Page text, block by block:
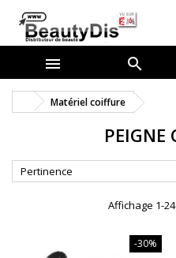
 
Matériel coiffure
PEIGNE
Pertinence
Affichage 1-
-30%